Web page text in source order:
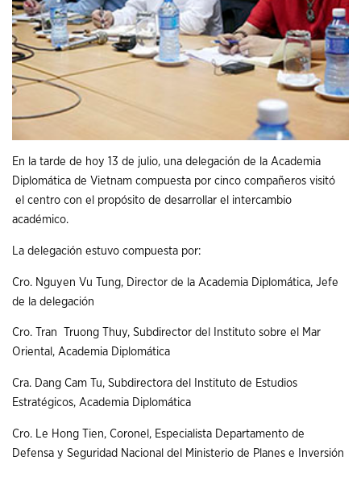
En la tarde de hoy 13 de julio, una delegación de la Academia
Diplomática de Vietnam compuesta por cinco compañeros visitó
el centro con el propósito de desarrollar el intercambio
académico.
La delegación estuvo compuesta por:
Cro. Nguyen Vu Tung, Director de la Academia Diplomática, Jefe
de la delegación
Cro. Tran Truong Thuy, Subdirector del Instituto sobre el Mar
Oriental, Academia Diplomática
Cra. Dang Cam Tu, Subdirectora del Instituto de Estudios
Estratégicos, Academia Diplomática
Cro. Le Hong Tien, Coronel, Especialista Departamento de
Defensa y Seguridad Nacional del Ministerio de Planes e Inversión